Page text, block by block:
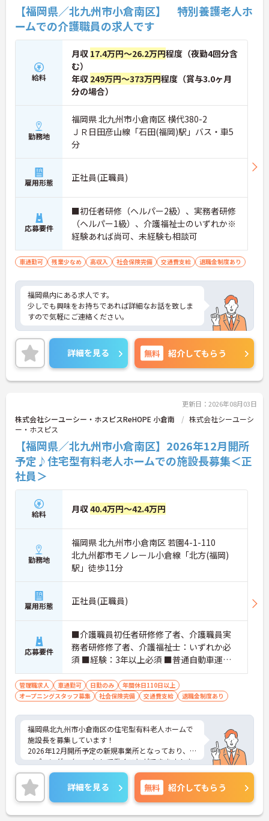
【福岡県／北九州市小倉南区】 特別養護老人ホ
ームでの介護職員の求人です
給料
月収 17.4万円～26.2万円程度（夜勤4回分含
む）
年収 249万円～373万円程度（賞与3.0ヶ月
分の場合）
勤務地
福岡県 北九州市小倉南区 横代380-2
ＪＲ日田彦山線「石田(福岡)駅」バス・車5
分
雇用形態 正社員(正職員)
応募要件
■初任者研修（ヘルパー2級）、実務者研修
（ヘルパー1級）、介護福祉士のいずれか※
経験あれば尚可、未経験も相談可
車通勤可 残業少なめ 高収入 社会保険完備 交通費支給 退職金制度あり
福岡県内にある求人です。
少しでも興味をお持ちであれば詳細なお話を致しま
すので気軽にご連絡ください。
詳細を見る 無料 紹介してもらう
更新日：2026年08月03日
株式会社シーユーシー・ホスピスReHOPE 小倉南
株式会社シーユーシ
ー・ホスピス
【福岡県／北九州市小倉南区】2026年12月開所
予定♪住宅型有料老人ホームでの施設長募集＜正
社員＞
給料 月収40.4万円～42.4万円
勤務地
福岡県 北九州市小倉南区 若園4-1-110
北九州都市モノレール小倉線「北方(福岡)
駅」徒歩11分
雇用形態 正社員(正職員)
応募要件
■介護職員初任者研修修了者、介護職員実
務者研修修了者、介護福祉士：いずれか必
須 ■経験：3年以上必須 ■普通自動車運転
免許（AT限定可）
管理職求人 車通勤可 日勤のみ
年間休日110日以上
オープニングスタッフ募集
社会保険完備 交通費支給 退職金制度あり
福岡県北九州市小倉南区の住宅型有料老人ホームで
施設長を募集しています！
2026年12月開所予定の新規事業所となっており、オ
ープニングスタッフとして働くことができます！ま
た、施設長での募集となっており、キャリアアップ
をお考えの方にもおすすめです◎研修制度や資格取
得支援制度があり、働きながらスキルアップも可能
となっております♪
ご興味のある方は、面接のポイントをお伝えします
詳細を見る 無料 紹介してもらう